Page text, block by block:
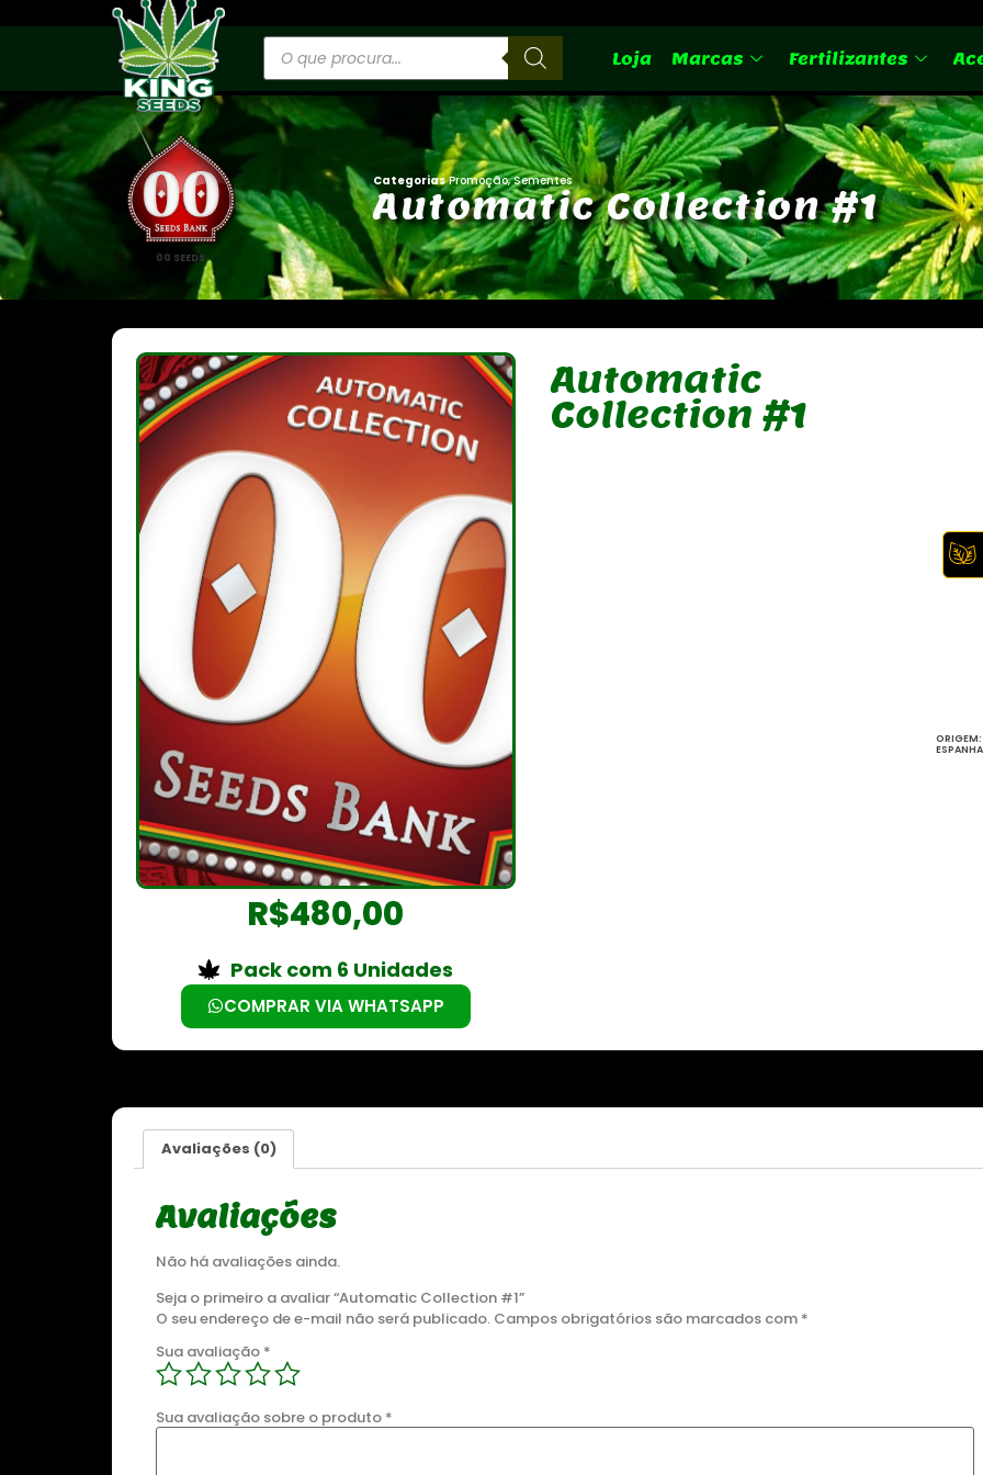
Loja Marcas Fertilizantes
00 SEEDS
Categorias Promoção,Sementes
Automatic Collection #1
R$480,00
Pack com 6 Unidades
COMPRAR VIA WHATSAPP
Automatic
Collection #1
ORIGEM:
ESPANHA
Avaliações (0)
Avaliações
Não há avaliações ainda.
Seja o primeiro a avaliar “Automatic Collection #1”
O seu endereço de e-mail não será publicado. Campos obrigatórios são marcados com *
Sua avaliação *
Sua avaliação sobre o produto *
Sale 8%
ZOMBIE OG